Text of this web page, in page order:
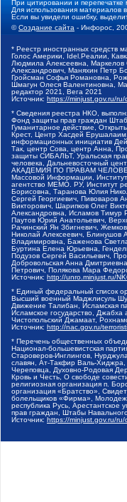
При цитировании и
Для использования материалов
Если вы увидели ошибку,
©Создание сайта - Инфорос,
* Реестр иностранных средств
Голос Америки, Idel.Реалии,
Людмила Алексеевна, Маркелов
Александрович, Маняхин Петр
Гройсман Софья Романовна,
Шмагун Олеся Валентиновна,
редактор 2021, Вега 2021
Источник: https://minjust.gov.ru/
* Сведения реестра НКО,
Фонд защиты прав граждан
Гуманитарное действие,
Крест, Центр Хасдей
информационных инициатив
Так, центр Сова, центр Анна,
защиты СИБАЛЬТ, Уральская
человека, Дальневосточный
АКАДЕМИЯ ПО ПРАВАМ ЧЕЛОВЕКА,
Массовой Информации,
агентство МЕМО. РУ, Институт
Борисовна, Таранова Юлия
Сергей Георгиевич, Пивоваров
Викторович, Шарипков Олег
Александровна, Исламов Тимур
Паутов Юрий Анатольевич,
Рачинский Ян Збигневич,
Николай Алексеевич, Блинушов
Владимировна, Баженова
Буртина Елена Юрьевна,
Подузов Сергей Васильевич,
Добровольская Анна
Петрович, Полякова Мара
Источник: http://unro.minjust.ru/
* Единый федеральный список
Высший военный Маджлисуль
Движение Талибан, Исламская
Исламское государство,
Чистопольский Джамаат,
Источник: http://nac.gov.ru/
* Перечень общественных
Национал-большевистская
Староверов-Инглингов,
славян, Ат-Такфир Валь-
Череповца, Духовно-Родовая
Кровь и Честь, О свободе
религиозная организация п.
организация «Братство»,
болельщиков «Фирма»,
республика Русь,
прав граждан, Штабы
Источник: https://minjust.gov.ru/